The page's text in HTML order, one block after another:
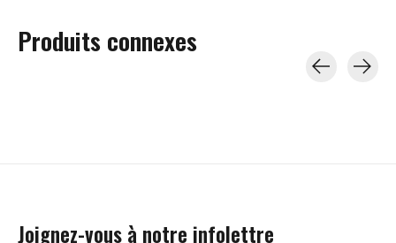
Produits connexes
Joignez-vous à notre infolettre